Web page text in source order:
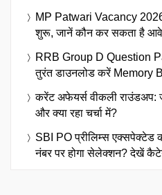
MP Patwari Vacancy 2026:
शुरू, जानें कौन कर सकता है
RRB Group D Question
तुरंत डाउनलोड करें Memory
करेंट अफेयर्स वीकली राउंडअप:
और क्या रहा चर्चा में?
SBI PO प्रीलिम्स
नंबर पर होगा सेलेक्शन? देखें